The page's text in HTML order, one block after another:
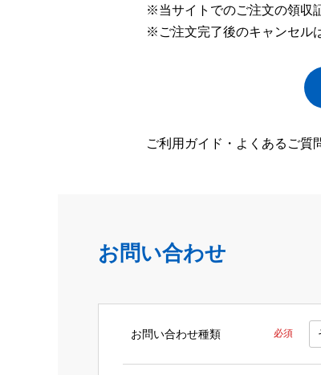
※当サイトでのご注文の領収
※ご注文完了後のキャンセル
ご利用ガイド・よくあるご質
お問い合わせ
お問い合わせ種類 必須